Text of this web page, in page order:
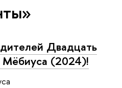
Двадцать
Мёбиуса (2024)!